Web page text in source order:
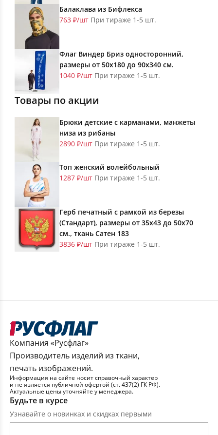
Балаклава из Бифлекса
763 ₽/шт При тираже 1-5 шт.
Флаг Виндер Бриз односторонний,
размеры от 50х180 до 90х340 см.
1040 ₽/шт При тираже 1-5 шт.
Товары по акции
Брюки детские с карманами, манжеты
низа из рибаны
2890 ₽/шт При тираже 1-5 шт.
Топ женский волейбольный
1287 ₽/шт При тираже 1-5 шт.
Герб печатный с рамкой из березы
(Стандарт), размеры от 35х43 до 50х70
см., ткань Сатен 183
3836 ₽/шт При тираже 1-5 шт.
Компания «Русфлаг»
Производитель изделий из ткани,
печать изображений.
Информация на сайте носит справочный характер
и не является публичной офертой (ст. 437(2) ГК РФ).
Актуальные цены уточняйте у менеджера.
Будьте в курсе
Узнавайте о новинках и скидках первыми